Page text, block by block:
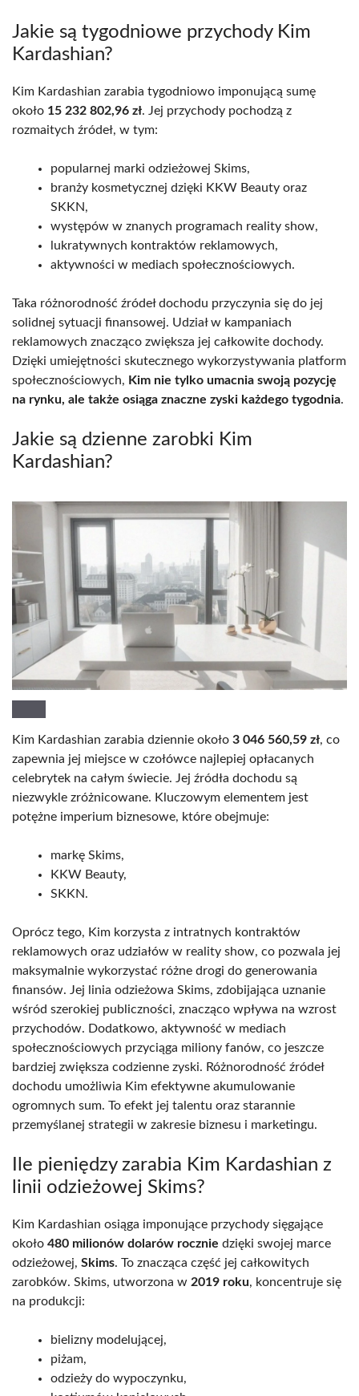
Jakie są tygodniowe przychody Kim
Kardashian?
Kim Kardashian zarabia tygodniowo imponującą sumę
około 15 232 802,96 zł. Jej przychody pochodzą z
rozmaitych źródeł, w tym:
popularnej marki odzieżowej Skims,
branży kosmetycznej dzięki KKW Beauty oraz
SKKN,
występów w znanych programach reality show,
lukratywnych kontraktów reklamowych,
aktywności w mediach społecznościowych.
Taka różnorodność źródeł dochodu przyczynia się do jej
solidnej sytuacji finansowej. Udział w kampaniach
reklamowych znacząco zwiększa jej całkowite dochody.
Dzięki umiejętności skutecznego wykorzystywania platform
społecznościowych, Kim nie tylko umacnia swoją pozycję
na rynku, ale także osiąga znaczne zyski każdego tygodnia.
Jakie są dzienne zarobki Kim
Kardashian?
Kim Kardashian zarabia dziennie około 3 046 560,59 zł, co
zapewnia jej miejsce w czołówce najlepiej opłacanych
celebrytek na całym świecie. Jej źródła dochodu są
niezwykle zróżnicowane. Kluczowym elementem jest
potężne imperium biznesowe, które obejmuje:
markę Skims,
KKW Beauty,
SKKN.
Oprócz tego, Kim korzysta z intratnych kontraktów
reklamowych oraz udziałów w reality show, co pozwala jej
maksymalnie wykorzystać różne drogi do generowania
finansów. Jej linia odzieżowa Skims, zdobijająca uznanie
wśród szerokiej publiczności, znacząco wpływa na wzrost
przychodów. Dodatkowo, aktywność w mediach
społecznościowych przyciąga miliony fanów, co jeszcze
bardziej zwiększa codzienne zyski. Różnorodność źródeł
dochodu umożliwia Kim efektywne akumulowanie
ogromnych sum. To efekt jej talentu oraz starannie
przemyślanej strategii w zakresie biznesu i marketingu.
Ile pieniędzy zarabia Kim Kardashian z
linii odzieżowej Skims?
Kim Kardashian osiąga imponujące przychody sięgające
około 480 milionów dolarów rocznie dzięki swojej marce
odzieżowej, Skims. To znacząca część jej całkowitych
zarobków. Skims, utworzona w 2019 roku, koncentruje się
na produkcji:
bielizny modelującej,
piżam,
odzieży do wypoczynku,